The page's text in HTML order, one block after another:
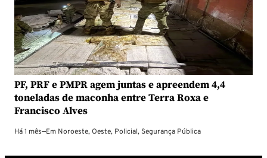
PF, PRF e PMPR agem juntas e apreendem 4,4
toneladas de maconha entre Terra Roxa e
Francisco Alves
Há 1 mês—Em Noroeste,Oeste, Policial, Segurança Pública